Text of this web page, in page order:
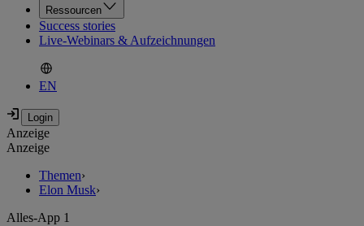
Ressourcen
Success stories
Live-Webinars & Aufzeichnungen
EN
Anzeige
Anzeige
Themen›
Elon Musk›
Alles-App 1